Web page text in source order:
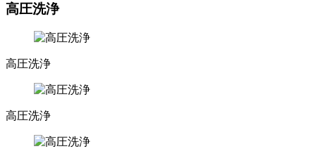
高圧洗浄
高圧洗浄
高圧洗浄